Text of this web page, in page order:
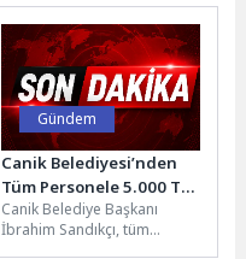
Portakal Film Festivali, 24-31
Ekim...
Gündem
Canik Belediyesi’nden
Tüm Personele 5.000 TL
Bayram İkramiyesi
Canik Belediye Başkanı
İbrahim Sandıkçı, tüm